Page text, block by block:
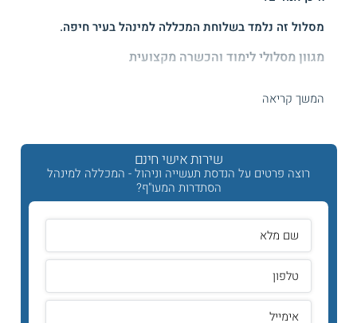
מסלול זה נלמד בשלוחת המכללה למינהל בעיר חיפה.
מגוון מסלולי לימוד והכשרה מקצועית
מתקדמים, בתי ספר להנדסאים ומסלולים לתארים אקדמיים
"מדיסין", בתחום הביטוח והייעוץ פנסיוני ובתחום המחשבים וההיי
מלבד זאת, המכללה פותחת שעריה גם לעובדי חברות וארגונים
מהמגזר העסקי והציבורי ומציעה להם להצטרף לאחת מתוכניות
הלימוד הייחודיות שנבנו בהתאמה אישית לצורכיהם המקצועיים
ולדרישותיהם. תכניות אלה מסייעות בשיפור הידע והיכולות
המקצועיות של העובדים והן תורמות לפיתוח הידע הניהולי של
המנהלים לאורך כל דרגות הניהול.
בית הספר להנדסת תעשייה וניהול במכללה למנהל עוסק
בהכשרת מהנדסיםמיומנים להובלה ולשיפור תהליכים ארגוניים
המשך קריאה
שירות אישי חינם
רוצה פרטים על הנדסת תעשייה וניהול - המכללה למינהל
הסתדרות המעו"ף?